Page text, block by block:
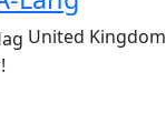
United Kingdom